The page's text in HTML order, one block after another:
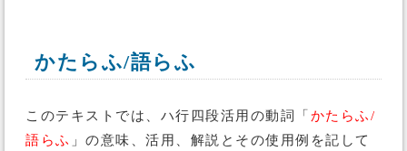
かたらふ/語らふ
このテキストでは、ハ行四段活用の動詞「 かたらふ/
語らふ 」の意味、活用、解説とその使用例を記して